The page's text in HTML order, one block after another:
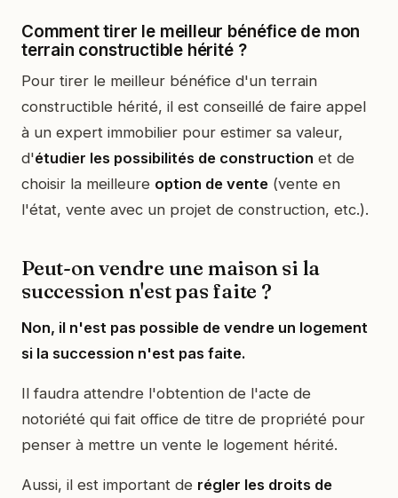
Comment tirer le meilleur bénéfice de mon
terrain constructible hérité ?
Pour tirer le meilleur bénéfice d'un terrain
constructible hérité, il est conseillé de faire appel
à un expert immobilier pour estimer sa valeur,
d'étudier les possibilités de construction et de
choisir la meilleure option de vente (vente en
l'état, vente avec un projet de construction, etc.).
Peut-on vendre une maison si la
succession n'est pas faite ?
Non, il n'est pas possible de vendre un logement
si la succession n'est pas faite.
Il faudra attendre l'obtention de l'acte de
notoriété qui fait office de titre de propriété pour
penser à mettre un vente le logement hérité.
Aussi, il est important de régler les droits de